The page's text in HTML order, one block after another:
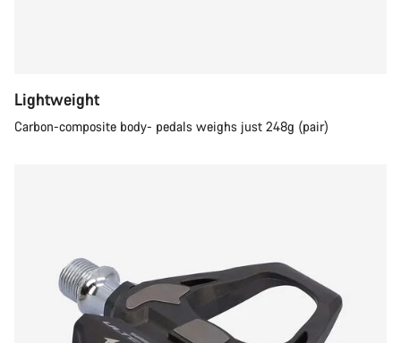
Lightweight
Carbon-composite body- pedals weighs just 248g (pair)